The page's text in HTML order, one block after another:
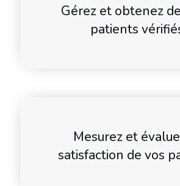
Gérez et obtenez
patients
Mesurez et
satisfaction de vos